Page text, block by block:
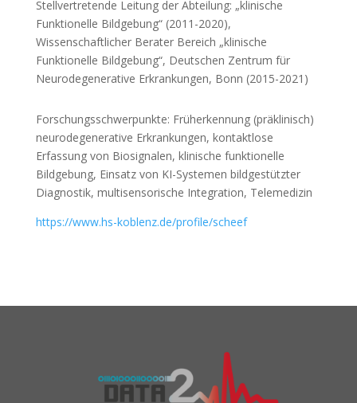
Stellvertretende Leitung der Abteilung: „klinische
Funktionelle Bildgebung“ (2011-2020),
Wissenschaftlicher Berater Bereich „klinische
Funktionelle Bildgebung“, Deutschen Zentrum für
Neurodegenerative Erkrankungen, Bonn (2015-2021)
Forschungsschwerpunkte: Früherkennung (präklinisch)
neurodegenerative Erkrankungen, kontaktlose
Erfassung von Biosignalen, klinische funktionelle
Bildgebung, Einsatz von KI-Systemen bildgestützter
Diagnostik, multisensorische Integration, Telemedizin
https://www.hs-koblenz.de/profile/scheef